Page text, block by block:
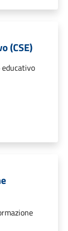
(CSE)
educativo